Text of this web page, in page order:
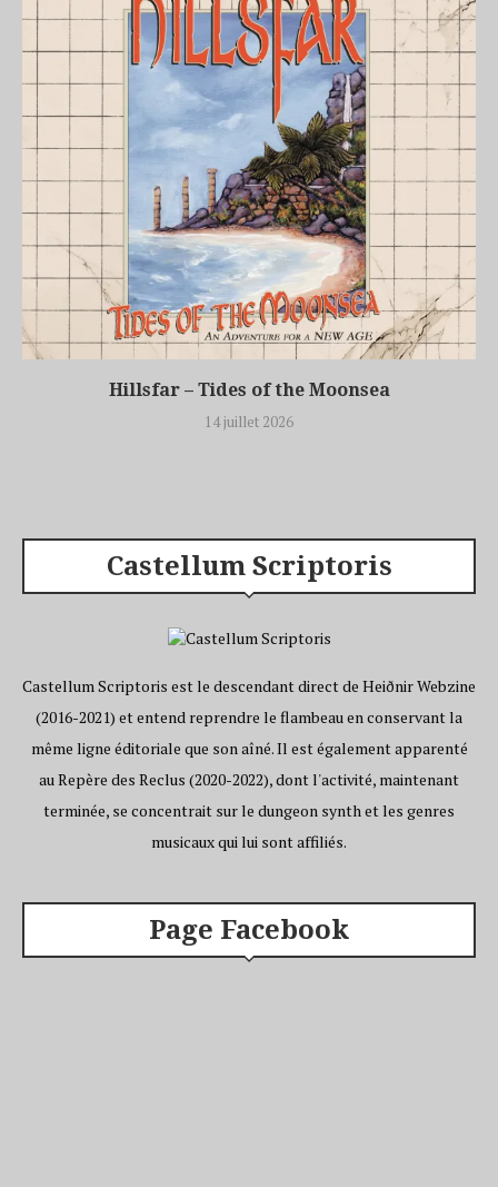
Hillsfar – Tides of the Moonsea
14 juillet 2026
Castellum Scriptoris
Castellum Scriptoris est le descendant direct de Heiðnir Webzine
(2016-2021) et entend reprendre le flambeau en conservant la
même ligne éditoriale que son aîné. Il est également apparenté
au Repère des Reclus (2020-2022), dont l'activité, maintenant
terminée, se concentrait sur le dungeon synth et les genres
musicaux qui lui sont affiliés.
Page Facebook